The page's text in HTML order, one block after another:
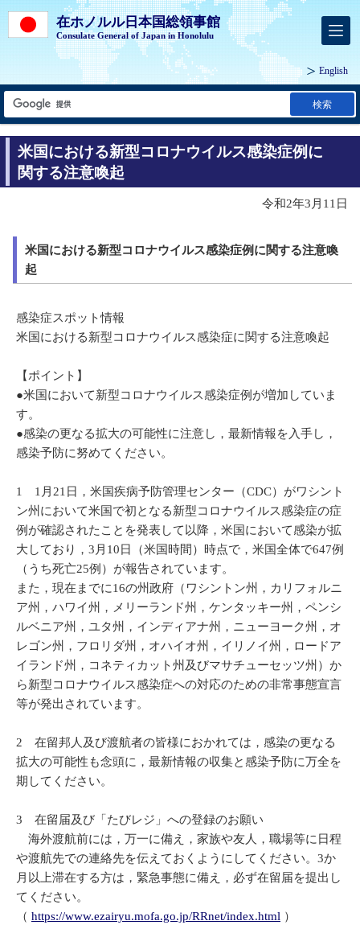
在ホノルル日本国総領事館
Consulate General of Japan in Honolulu
English
検索
米国における新型コロナウイルス感染症例に
関する注意喚起
令和2年3月11日
米国における新型コロナウイルス感染症例に関する注意喚
起
感染症スポット情報
米国における新型コロナウイルス感染症に関する注意喚起
【ポイント】
●米国において新型コロナウイルス感染症例が増加していま
す。
●感染の更なる拡大の可能性に注意し，最新情報を入手し，
感染予防に努めてください。
1 1月21日，米国疾病予防管理センター（CDC）がワシント
ン州において米国で初となる新型コロナウイルス感染症の症
例が確認されたことを発表して以降，米国において感染が拡
大しており，3月10日（米国時間）時点で，米国全体で647例
（うち死亡25例）が報告されています。
また，現在までに16の州政府（ワシントン州，カリフォルニ
ア州，ハワイ州，メリーランド州，ケンタッキー州，ペンシ
ルベニア州，ユタ州，インディアナ州，ニューヨーク州，オ
レゴン州，フロリダ州，オハイオ州，イリノイ州，ロードア
イランド州，コネティカット州及びマサチューセッツ州）か
ら新型コロナウイルス感染症への対応のための非常事態宣言
等が発出されています。
2 在留邦人及び渡航者の皆様におかれては，感染の更なる
拡大の可能性も念頭に，最新情報の収集と感染予防に万全を
期してください。
3 在留届及び「たびレジ」への登録のお願い
海外渡航前には，万一に備え，家族や友人，職場等に日程
や渡航先での連絡先を伝えておくようにしてください。3か
月以上滞在する方は，緊急事態に備え，必ず在留届を提出し
てください。
（ https://www.ezairyu.mofa.go.jp/RRnet/index.html ）